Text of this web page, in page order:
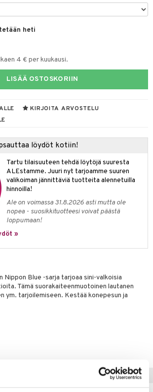
heti
4 € per kuukausi.
LISÄÄ OSTOSKORIIN
KIRJOITA ARVOSTELU
löydöt kotiin!
Tartu tilaisuuteen tehdä löytöjä suuresta
ALEstamme. Juuri nyt tarjoamme suuren
valikoiman jännittäviä tuotteita alennetuilla
hinnoilla!
Ale on voimassa 31.8.2026 asti mutta ole
nopea - suosikkituotteesi voivat päästä
loppumaan!
»
Nippon Blue -sarja tarjoaa sini-valkoisia
Tämä suorakaiteenmuotoinen lautanen
ym. tarjoilemiseen. Kestää konepesun ja